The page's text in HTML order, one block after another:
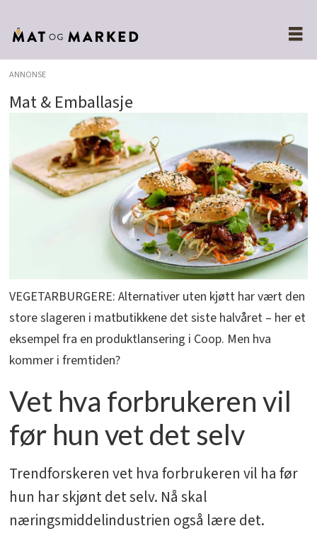
ANNONSE
Mat & Emballasje
VEGETARBURGERE: Alternativer uten kjøtt har vært den
store slageren i matbutikkene det siste halvåret – her et
eksempel fra en produktlansering i Coop. Men hva
kommer i fremtiden?
Vet hva forbrukeren vil
før hun vet det selv
Trendforskeren vet hva forbrukeren vil ha før
hun har skjønt det selv. Nå skal
næringsmiddelindustrien også lære det.